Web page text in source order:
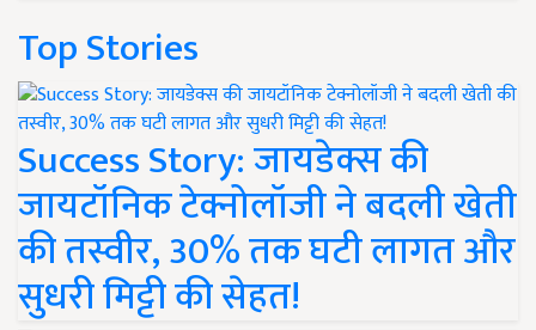
Top Stories
Success Story: जायडेक्स की
जायटॉनिक टेक्नोलॉजी ने बदली खेती
की तस्वीर, 30% तक घटी लागत और
सुधरी मिट्टी की सेहत!